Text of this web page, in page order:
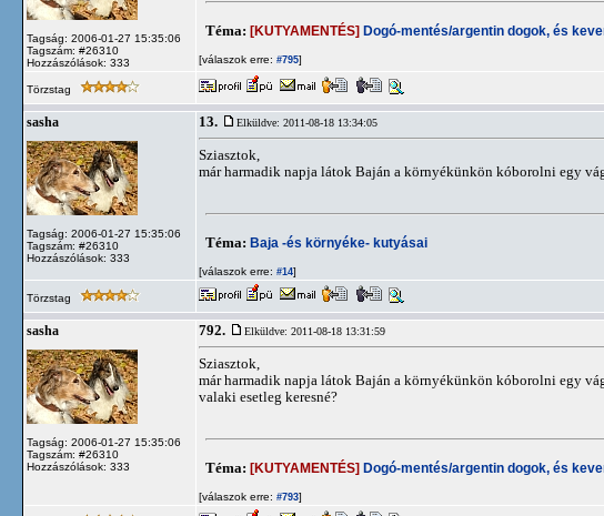
Tagság: 2006-01-27 15:35:06
Tagszám: #26310
Hozzászólások: 333
Téma: [KUTYAMENTÉS] Dogó-mentés/argentin dogok, és
[válaszok erre: #795]
Törzstag
sasha
Tagság: 2006-01-27 15:35:06
Tagszám: #26310
Hozzászólások: 333
13. Elküldve: 2011-08-18 13:34:05
Sziasztok,
már harmadik napja látok Baján a környékünkön kóborolni egy
Téma: Baja -és környéke- kutyásai
[válaszok erre: #14]
Törzstag
sasha
Tagság: 2006-01-27 15:35:06
Tagszám: #26310
Hozzászólások: 333
792. Elküldve: 2011-08-18 13:31:59
Sziasztok,
már harmadik napja látok Baján a környékünkön kóborolni egy
valaki esetleg keresné?
Téma: [KUTYAMENTÉS] Dogó-mentés/argentin dogok, és
[válaszok erre: #793]